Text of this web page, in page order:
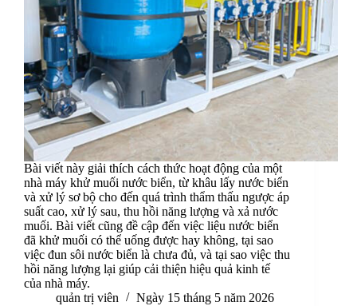
Bài viết này giải thích cách thức hoạt động của một
nhà máy khử muối nước biển, từ khâu lấy nước biển
và xử lý sơ bộ cho đến quá trình thẩm thấu ngược áp
suất cao, xử lý sau, thu hồi năng lượng và xả nước
muối. Bài viết cũng đề cập đến việc liệu nước biển
đã khử muối có thể uống được hay không, tại sao
việc đun sôi nước biển là chưa đủ, và tại sao việc thu
hồi năng lượng lại giúp cải thiện hiệu quả kinh tế
của nhà máy.
quản trị viên
Ngày 15 tháng 5 năm 2026